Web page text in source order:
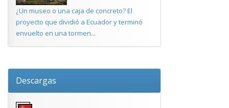
¿Un museo o una caja de concreto? El
proyecto que dividió a Ecuador y terminó
envuelto en una tormen...
Descargas